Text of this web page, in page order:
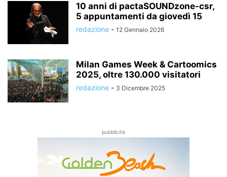
10 anni di pactaSOUNDzone-csr,
5 appuntamenti da giovedì 15
redazione - 12 Gennaio 2026
Milan Games Week & Cartoomics
2025, oltre 130.000 visitatori
redazione - 3 Dicembre 2025
pubblicità